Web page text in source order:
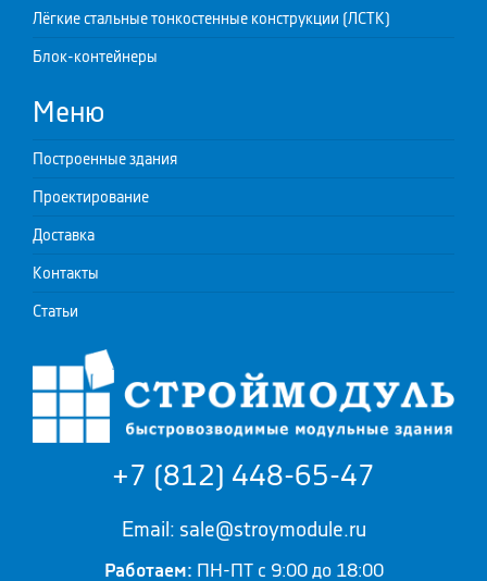
Лёгкие стальные тонкостенные конструкции (ЛСТК)
Блок-контейнеры
Меню
Построенные здания
Проектирование
Доставка
Контакты
Статьи
+7 (812) 448-65-47
Email: sale@stroymodule.ru
Работаем: ПН-ПТ с 9:00 до 18:00